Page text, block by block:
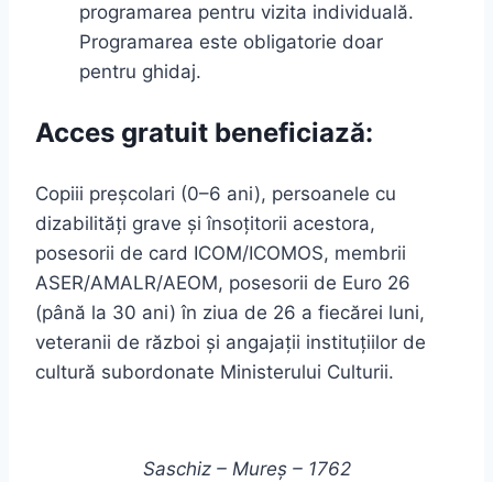
programarea pentru vizita individuală.
Programarea este obligatorie doar
pentru ghidaj.
Acces gratuit beneficiază:
Copiii preșcolari (0–6 ani), persoanele cu
dizabilități grave și însoțitorii acestora,
posesorii de card ICOM/ICOMOS, membrii
ASER/AMALR/AEOM, posesorii de Euro 26
(până la 30 ani) în ziua de 26 a fiecărei luni,
veteranii de război și angajații instituțiilor de
cultură subordonate Ministerului Culturii.
Saschiz – Mureș – 1762